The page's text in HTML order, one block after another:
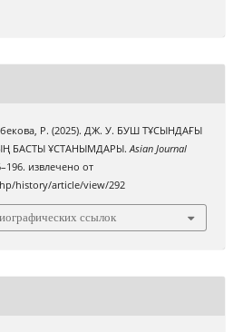
Р. (2025). ДЖ. У. БУШ ТҰСЫНДАҒЫ
БАСТЫ ҰСТАНЫМДАРЫ.Asian Journal
извлечено от
history/article/view/292
ссылок